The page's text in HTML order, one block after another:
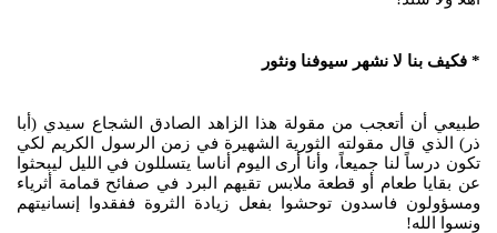
* فكيف بنا لا نشهر سيوفنا ونثور
طبيعي أن أتعجب من مقولة هذا الزاهد الصادق الشجاع سيدي (أبا
ذر) الذي قال مقولته الثورية الشهيرة في زمن الرسول الكريم لكي
تكون درساً لنا جميعاً، وأنا أرى اليوم أناسا يتسللون في الليل ليبحثوا
عن بقايا طعام أو قطعة ملابس تقيهم البرد في صفائح قمامة أثرياء
ومسؤولون فاسدون توحشوا بفعل زيادة الثروة ففقدوا إنسانيتهم
ونسوا الله!